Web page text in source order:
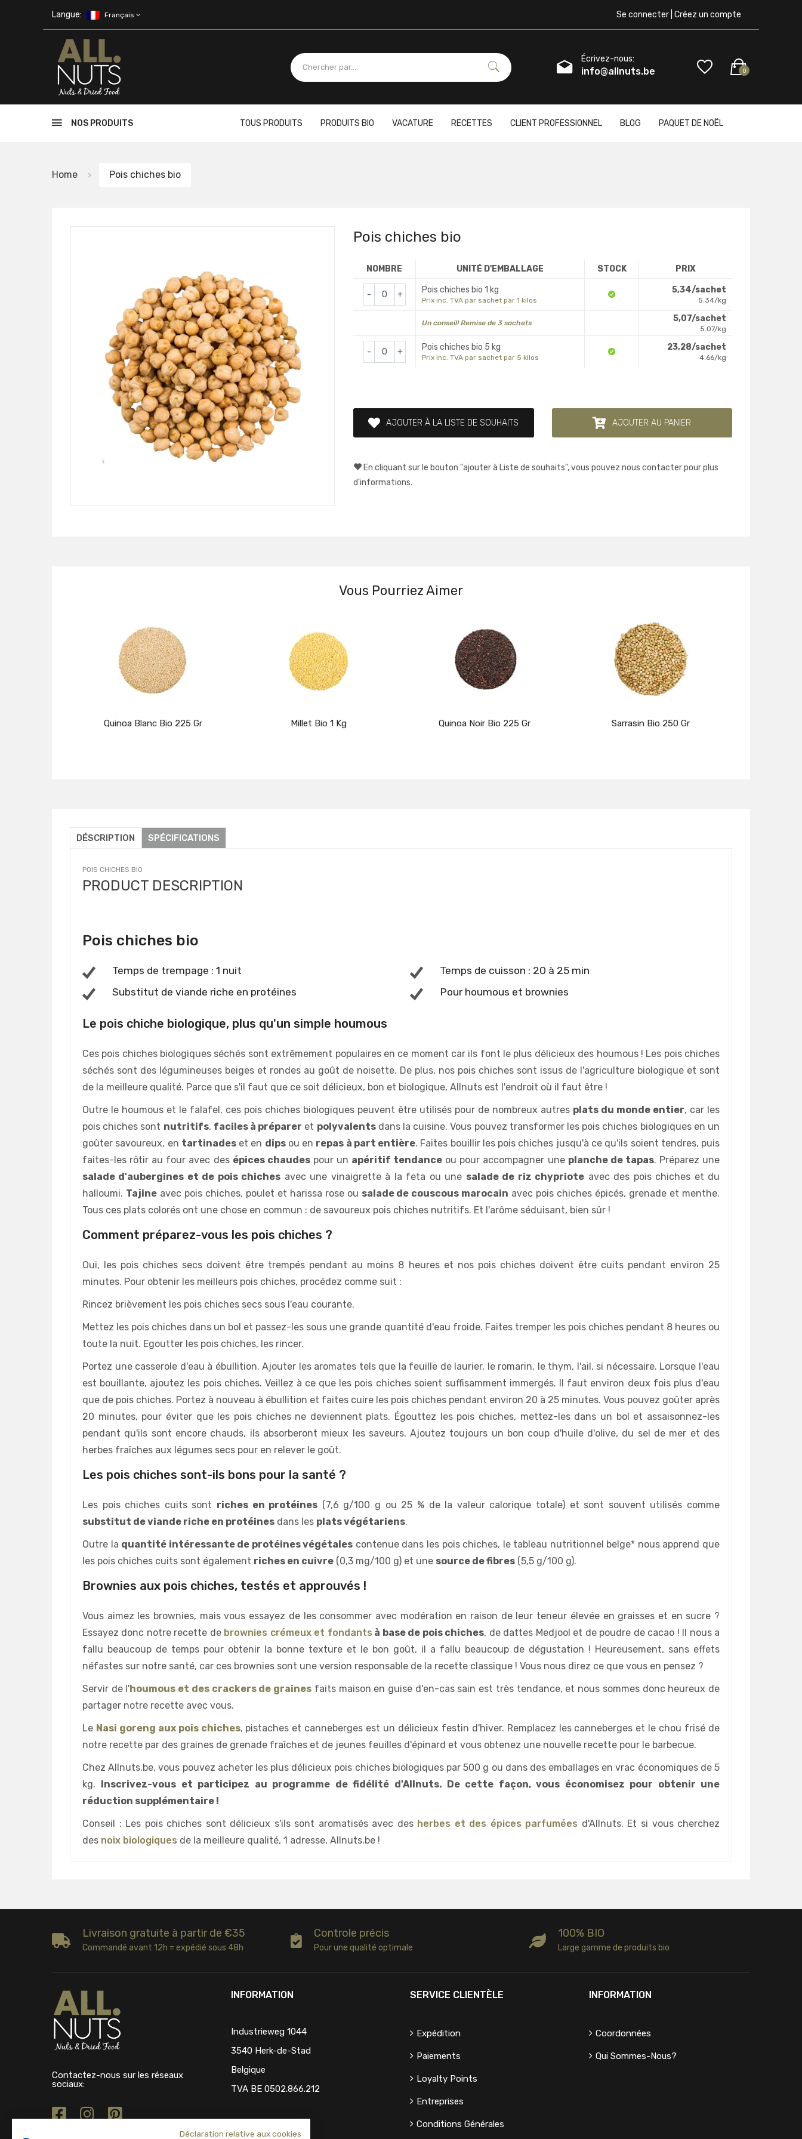
Langue: Français Se connecter | Créez un compte
Écrivez-nous:
info@allnuts.be 0
NOS PRODUITS TOUS PRODUITS PRODUITS BIO VACATURE RECETTES CLIENT PROFESSIONNEL BLOG PAQUET DE NOËL
Home Pois chiches bio
Pois chiches bio
NOMBRE UNITÉ D'EMBALLAGE STOCK PRIX
- + Pois chiches bio 1 kg
Prix inc. TVA par sachet par 1 kilos
5,34/sachet
5.34/kg
Un conseil! Remise de 3 sachets 5,07/sachet
5.07/kg
- + Pois chiches bio 5 kg
Prix inc. TVA par sachet par 5 kilos
23,28/sachet
4.66/kg
AJOUTER À LA LISTE DE SOUHAITS AJOUTER AU PANIER
En cliquant sur le bouton "ajouter à Liste de souhaits", vous pouvez nous contacter pour plus
d'informations.
Vous Pourriez Aimer
Quinoa Blanc Bio 225 Gr Millet Bio 1 Kg Quinoa Noir Bio 225 Gr Sarrasin Bio 250 Gr
DÉSCRIPTION SPÉCIFICATIONS
POIS CHICHES BIO
PRODUCT DESCRIPTION
Pois chiches bio
Temps de trempage : 1 nuit
Temps de cuisson : 20 à 25 min
Substitut de viande riche en protéines
Pour houmous et brownies
Le pois chiche biologique, plus qu'un simple houmous
Ces pois chiches biologiques séchés sont extrêmement populaires en ce moment car ils font le plus délicieux des houmous ! Les pois chiches
séchés sont des légumineuses beiges et rondes au goût de noisette. De plus, nos pois chiches sont issus de l'agriculture biologique et sont
de la meilleure qualité. Parce que s'il faut que ce soit délicieux, bon et biologique, Allnuts est l'endroit où il faut être !
Outre le houmous et le falafel, ces pois chiches biologiques peuvent être utilisés pour de nombreux autres plats du monde entier, car les
pois chiches sont nutritifs, faciles à préparer et polyvalentsdans la cuisine. Vous pouvez transformer les pois chiches biologiques en un
goûter savoureux, en tartinadeset en dipsou en repas à part entière. Faites bouillir les pois chiches jusqu'à ce qu'ils soient tendres, puis
faites-les rôtir au four avec des épices chaudespour un apéritif tendance ou pour accompagner une planche de tapas. Préparez une
salade d'aubergines et de pois chiches avec une vinaigrette à la feta ou une salade de riz chypriote avec des pois chiches et du
halloumi. Tajineavec pois chiches, poulet et harissa rose ou salade de couscous marocain avec pois chiches épicés, grenade et menthe.
Tous ces plats colorés ont une chose en commun : de savoureux pois chiches nutritifs. Et l'arôme séduisant, bien sûr !
Comment préparez-vous les pois chiches ?
Oui, les pois chiches secs doivent être trempés pendant au moins 8 heures et nos pois chiches doivent être cuits pendant environ 25
minutes. Pour obtenir les meilleurs pois chiches, procédez comme suit :
Rincez brièvement les pois chiches secs sous l'eau courante.
Mettez les pois chiches dans un bol et passez-les sous une grande quantité d'eau froide. Faites tremper les pois chiches pendant 8 heures ou
toute la nuit. Egoutter les pois chiches, les rincer.
Portez une casserole d'eau à ébullition. Ajouter les aromates tels que la feuille de laurier, le romarin, le thym, l'ail, si nécessaire. Lorsque l'eau
est bouillante, ajoutez les pois chiches. Veillez à ce que les pois chiches soient suffisamment immergés. Il faut environ deux fois plus d'eau
que de pois chiches. Portez à nouveau à ébullition et faites cuire les pois chiches pendant environ 20 à 25 minutes. Vous pouvez goûter après
20 minutes, pour éviter que les pois chiches ne deviennent plats. Égouttez les pois chiches, mettez-les dans un bol et assaisonnez-les
pendant qu'ils sont encore chauds, ils absorberont mieux les saveurs. Ajoutez toujours un bon coup d'huile d'olive, du sel de mer et des
herbes fraîches aux légumes secs pour en relever le goût.
Les pois chiches sont-ils bons pour la santé ?
Les pois chiches cuits sont riches en protéines (7,6 g/100 g ou 25 % de la valeur calorique totale) et sont souvent utilisés comme
substitut de viande riche en protéines dans les plats végétariens.
Outre la quantité intéressante de protéines végétales contenue dans les pois chiches, le tableau nutritionnel belge* nous apprend que
les pois chiches cuits sont également riches en cuivre (0,3 mg/100 g) et une source de fibres (5,5 g/100 g).
Brownies aux pois chiches, testés et approuvés !
Vous aimez les brownies, mais vous essayez de les consommer avec modération en raison de leur teneur élevée en graisses et en sucre ?
Essayez donc notre recette de brownies crémeux et fondants à base de pois chiches, de dattes Medjool et de poudre de cacao ! Il nous a
fallu beaucoup de temps pour obtenir la bonne texture et le bon goût, il a fallu beaucoup de dégustation ! Heureusement, sans effets
néfastes sur notre santé, car ces brownies sont une version responsable de la recette classique ! Vous nous direz ce que vous en pensez ?
Servir de l'houmous et des crackers de graines faits maison en guise d'en-cas sain est très tendance, et nous sommes donc heureux de
partager notre recette avec vous.
Le Nasi goreng aux pois chiches, pistaches et canneberges est un délicieux festin d'hiver. Remplacez les canneberges et le chou frisé de
notre recette par des graines de grenade fraîches et de jeunes feuilles d'épinard et vous obtenez une nouvelle recette pour le barbecue.
Chez Allnuts.be, vous pouvez acheter les plus délicieux pois chiches biologiques par 500 g ou dans des emballages en vrac économiques de 5
kg. Inscrivez-vous et participez au programme de fidélité d'Allnuts. De cette façon, vous économisez pour obtenir une
réduction supplémentaire !
Conseil : Les pois chiches sont délicieux s'ils sont aromatisés avec des herbes et des épices parfumées d'Allnuts. Et si vous cherchez
des noix biologiques de la meilleure qualité, 1 adresse, Allnuts.be !
Livraison gratuite à partir de €35
Commandé avant 12h = expédié sous 48h
Controle précis
Pour une qualité optimale
100% BIO
Large gamme de produits bio
Contactez-nous sur les réseaux
sociaux:
INFORMATION
Industrieweg 1044
3540 Herk-de-Stad
Belgique
TVA BE 0502.866.212
SERVICE CLIENTÈLE
Expédition
Paiements
Loyalty Points
Entreprises
Conditions Générales
INFORMATION
Coordonnées
Qui Sommes-Nous?
Déclaration relative aux cookies